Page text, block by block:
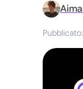
Pubblicato: